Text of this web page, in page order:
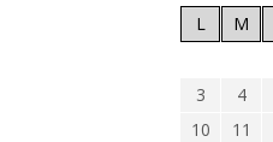
L
M
3
4
10
11